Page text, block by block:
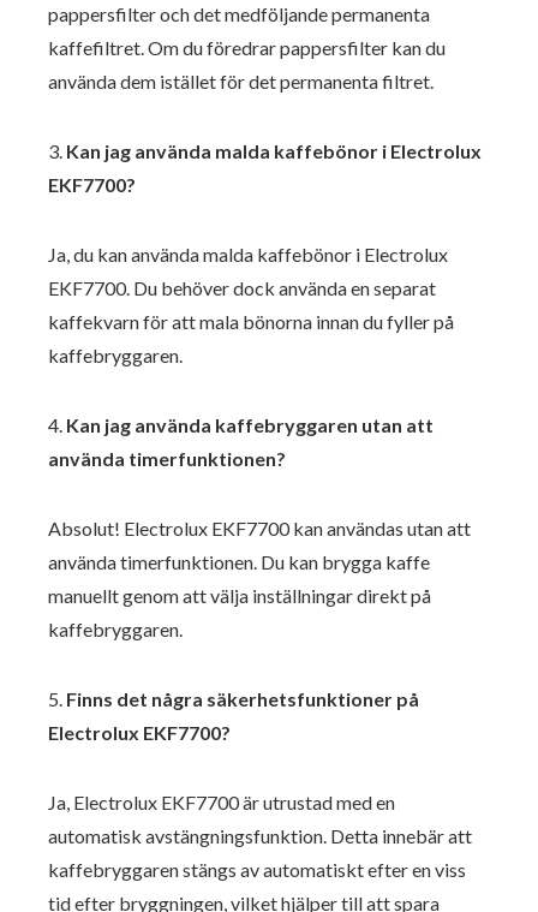
pappersfilter och det medföljande permanenta
kaffefiltret. Om du föredrar pappersfilter kan du
använda dem istället för det permanenta filtret.
3. Kan jag använda malda kaffebönor i Electrolux
EKF7700?
Ja, du kan använda malda kaffebönor i Electrolux
EKF7700. Du behöver dock använda en separat
kaffekvarn för att mala bönorna innan du fyller på
kaffebryggaren.
4. Kan jag använda kaffebryggaren utan att
använda timerfunktionen?
Absolut! Electrolux EKF7700 kan användas utan att
använda timerfunktionen. Du kan brygga kaffe
manuellt genom att välja inställningar direkt på
kaffebryggaren.
5. Finns det några säkerhetsfunktioner på
Electrolux EKF7700?
Ja, Electrolux EKF7700 är utrustad med en
automatisk avstängningsfunktion. Detta innebär att
kaffebryggaren stängs av automatiskt efter en viss
tid efter bryggningen, vilket hjälper till att spara